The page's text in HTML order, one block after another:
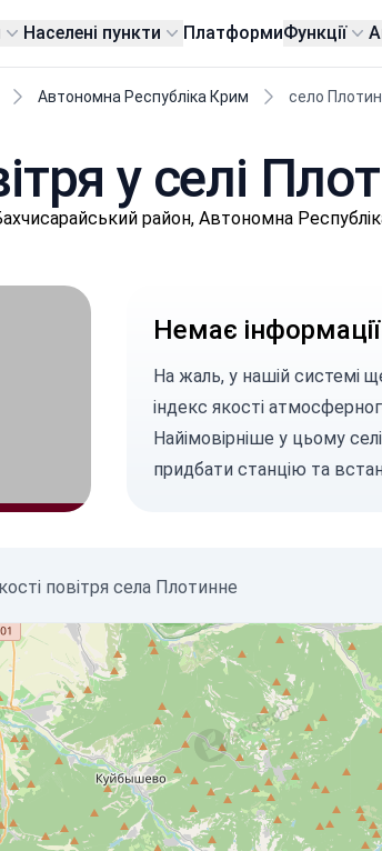
Населені пункти ПлатформиФункції
Автономна Республіка Крим село
у селі
район, Автономна
Немає
На жаль, у нашій системі
індекс якості
Найімовірніше у цьому
придбати станцію та
повітря села Плотинне